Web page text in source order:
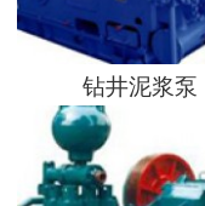
钻井泥浆泵